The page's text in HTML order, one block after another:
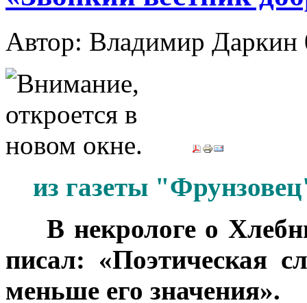
Автор: Владимир Даркин
из газеты
В некрологе о
писал: «Поэтическая
меньше его значения».